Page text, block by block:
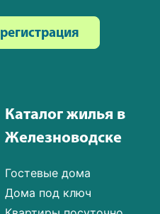
Каталог жилья в
Железноводске
Гостевые дома
Дома под ключ
регистрация